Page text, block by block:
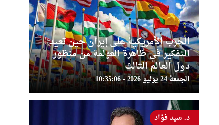
الحرب الأمريكية على إيران حين تعيد
التفكير في ظاهرة العولمة من منظور
دول العالم الثالث
الجمعة 24 يوليو 2026 - 10:35:06
د. سيد فؤاد